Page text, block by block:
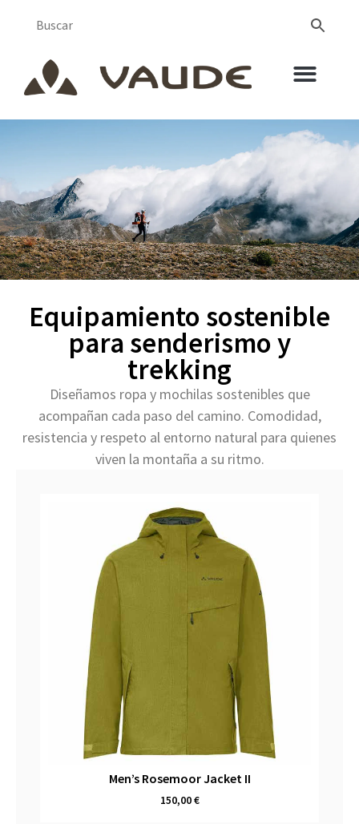
Equipamiento sostenible
para senderismo y
trekking
Diseñamos ropa y mochilas sostenibles que
acompañan cada paso del camino. Comodidad,
resistencia y respeto al entorno natural para quienes
viven la montaña a su ritmo.
Men’s Rosemoor Jacket II
150,00€